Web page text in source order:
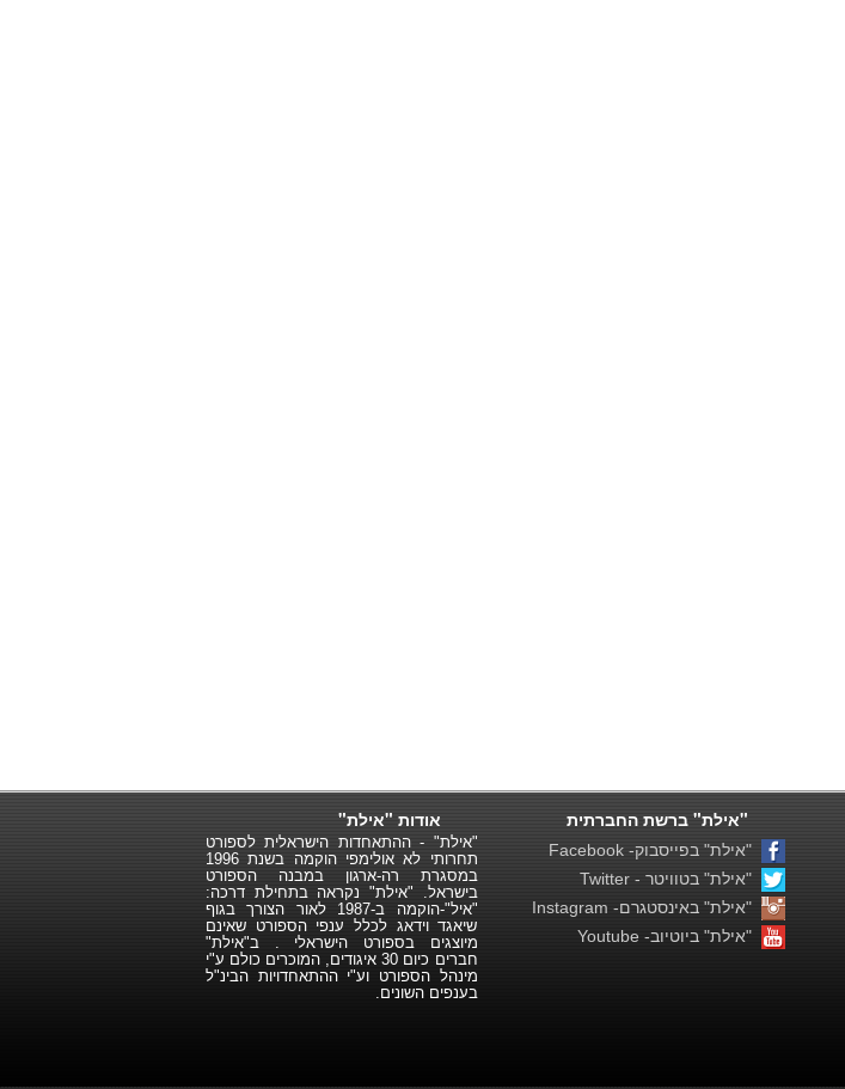
אודות "אילת"
"אילת" - ההתאחדות הישראלית לספורט
תחרותי לא אולימפי הוקמה בשנת 1996
במסגרת רה-ארגון במבנה הספורט
בישראל. "אילת" נקראה בתחילת דרכה:
"איל"-הוקמה ב-1987 לאור הצורך בגוף
שיאגד וידאג לכלל ענפי הספורט שאינם
מיוצגים בספורט הישראלי . ב"אילת"
חברים כיום 30 איגודים, המוכרים כולם ע"י
מינהל הספורט וע"י ההתאחדויות הבינ"ל
בענפים השונים.
"אילת" ברשת החברתית
"אילת" בפייסבוק- Facebook
"אילת" בטוויטר - Twitter
"אילת" באינסטגרם- Instagram
"אילת" ביוטיוב- Youtube